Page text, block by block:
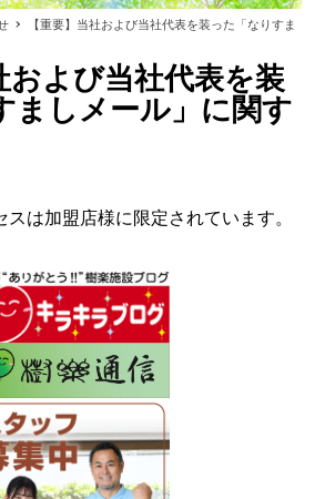
【重要】当社および当社代表を装った「なりすま
および当社代表を装
ましメール」に関す
は加盟店様に限定されています。